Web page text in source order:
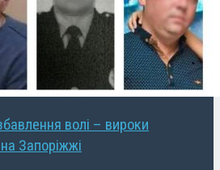
волі – вироки
Запоріжжі